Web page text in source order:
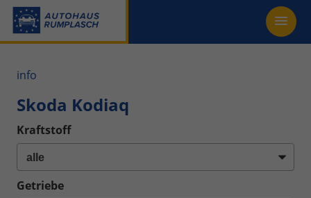
info
Skoda Kodiaq
Kraftstoff
Getriebe